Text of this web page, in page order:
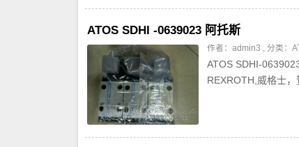
ATOS SDHI -0639023 阿托斯
作者：admin3 , 分类：
ATOS SDHI-
REXROTH,威格士，